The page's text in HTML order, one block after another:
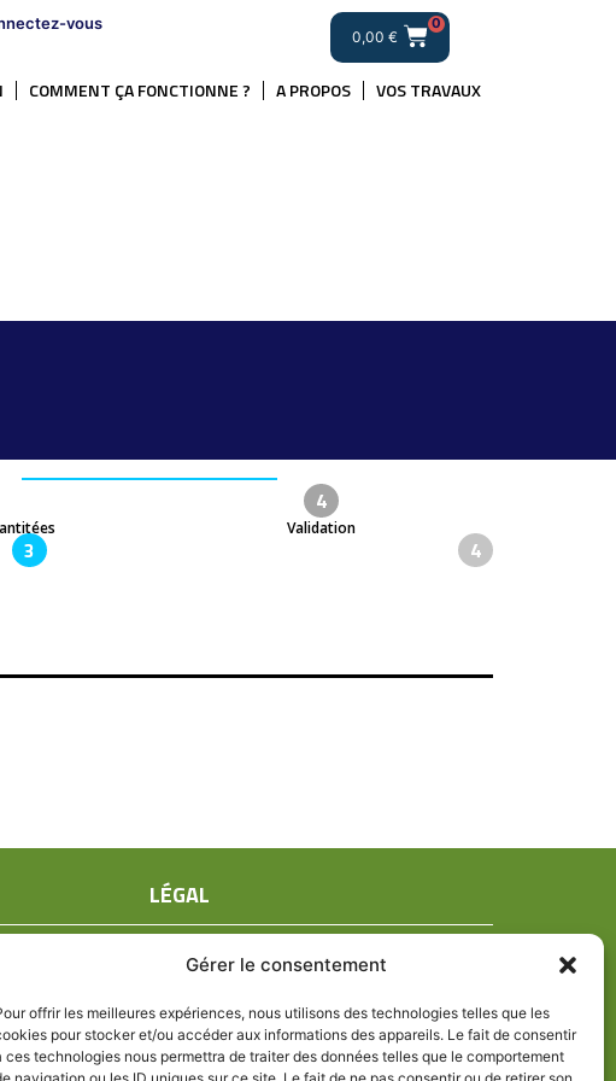
Gérer le consentement
offrir les meilleures expériences, nous utilisons des technologies telles que les
pour stocker et/ou accéder aux informations des appareils. Le fait de consentir
ces technologies nous permettra de traiter des données telles que le comportement
vous
0,00 €
0
COMMENT ÇA FONCTIONNE ? A PROPOS VOS TRAVAUX
4
Validation
3 4
LÉGAL
Mentions légales
Politique de confidentialité
Politique de cookies (UE)